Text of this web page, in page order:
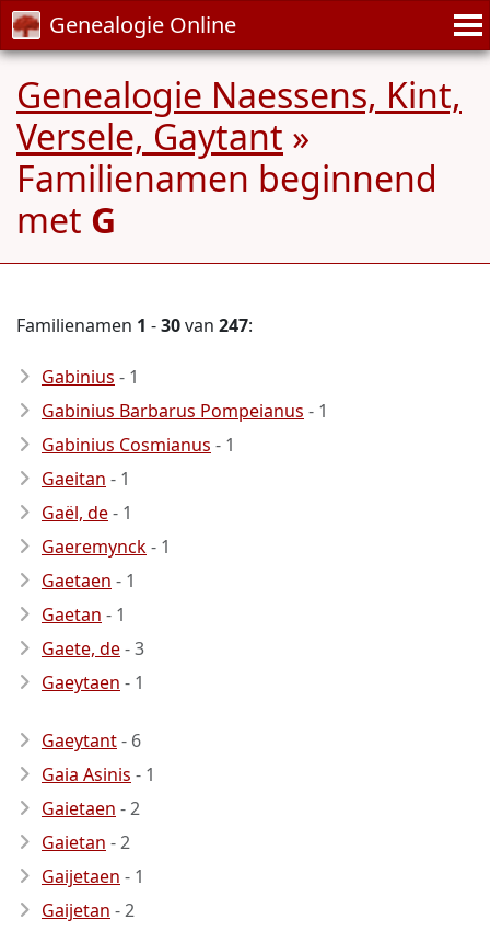
Genealogie Online
Genealogie Naessens, Kint,
Versele, Gaytant »
Familienamen beginnend
met G
Familienamen 1 -30van 247:
Gabinius - 1
Gabinius Barbarus Pompeianus - 1
Gabinius Cosmianus - 1
Gaeitan - 1
Gaël, de- 1
Gaeremynck- 1
Gaetaen - 1
Gaetan - 1
Gaete, de- 3
Gaeytaen - 1
Gaeytant- 6
Gaia Asinis - 1
Gaietaen - 2
Gaietan - 2
Gaijetaen - 1
Gaijetan - 2